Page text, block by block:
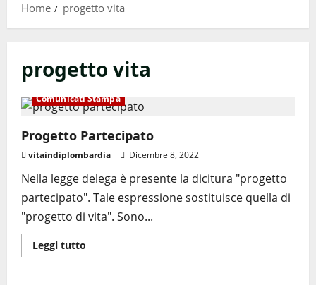
Home progetto vita
progetto vita
Comunicati Stampa
Progetto Partecipato
vitaindiplombardia Dicembre 8, 2022
Nella legge delega è presente la dicitura "progetto
partecipato". Tale espressione sostituisce quella di
"progetto di vita". Sono...
Leggi tutto